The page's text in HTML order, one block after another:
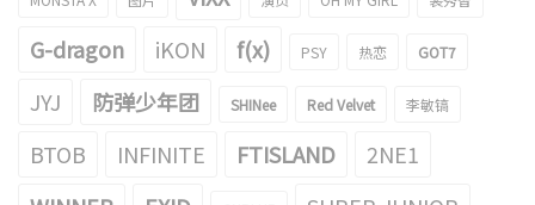
G-dragon iKON f(x) PSY 热恋 GOT7
JYJ 防弹少年团 SHINee Red Velvet 李敏镐
BTOB INFINITE FTISLAND
2NE1